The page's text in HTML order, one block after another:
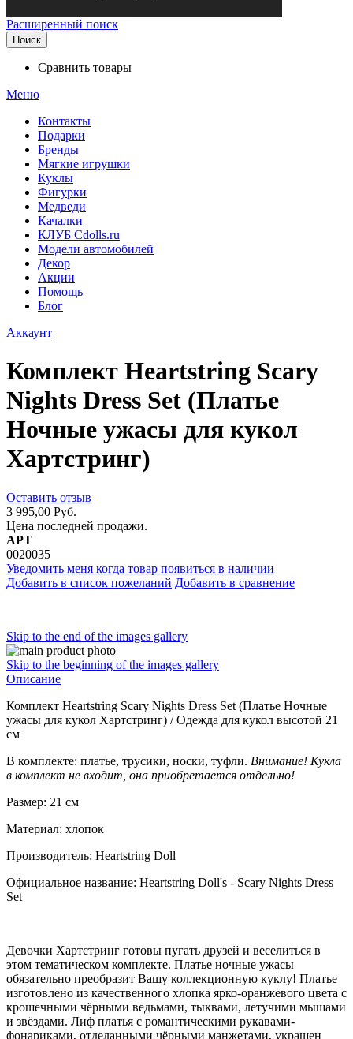
Расширенный поиск
Поиск
Сравнить товары
Меню
Контакты
Подарки
Бренды
Мягкие игрушки
Куклы
Фигурки
Медведи
Качалки
КЛУБ Cdolls.ru
Модели автомобилей
Декор
Акции
Помощь
Блог
Аккаунт
Комплект Heartstring Scary
Nights Dress Set (Платье
Ночные ужасы для кукол
Хартстринг)
Оставить отзыв
3 995,00 Руб.
Цена последней продажи.
АРТ
0020035
Уведомить меня когда товар появиться в наличии
Добавить в список пожеланий Добавить в сравнение
Skip to the end of the images gallery
Skip to the beginning of the images gallery
Описание
Комплект Heartstring Scary Nights Dress Set (Платье Ночные
ужасы для кукол Хартстринг) / Одежда для кукол высотой 21
см
В комплекте: платье, трусики, носки, туфли. Внимание! Кукла
в комплект не входит, она приобретается отдельно!
Размер: 21 см
Материал: хлопок
Производитель: Heartstring Doll
Официальное название: Heartstring Doll's - Scary Nights Dress
Set
Девочки Хартстринг готовы пугать друзей и веселиться в
этом тематическом комплекте. Платье ночные ужасы
обязательно преобразит Вашу коллекционную куклу! Платье
изготовлено из качественного хлопка ярко-оранжевого цвета с
крошечными чёрными ведьмами, тыквами, летучими мышами
и звёздами. Лиф платья с романтическими рукавами-
фонариками, отделанными чёрными манжетами, украшен